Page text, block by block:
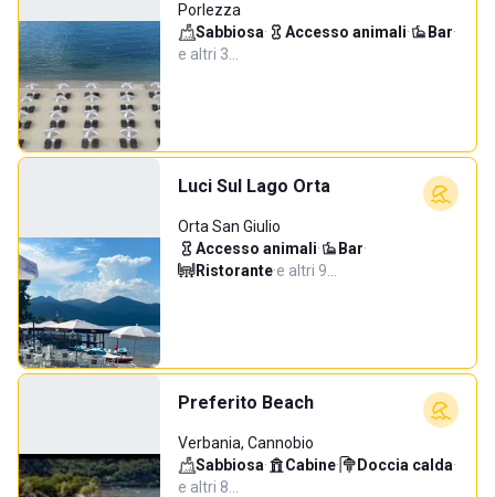
Porlezza
Sabbiosa· Accesso animali· Bar·
e altri 3…
Luci Sul Lago Orta
Orta San Giulio
Accesso animali· Bar·
Ristorante·e altri 9…
Preferito Beach
Verbania, Cannobio
Sabbiosa· Cabine· Doccia calda·
e altri 8…